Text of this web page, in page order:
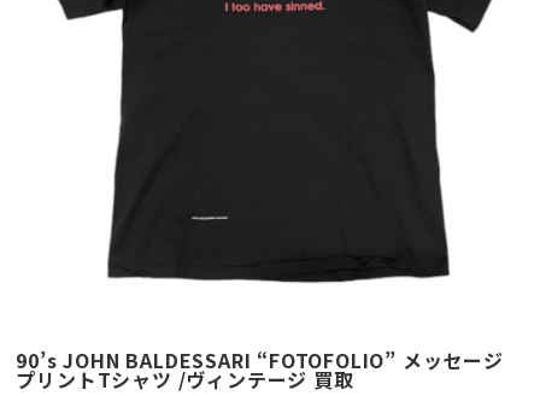
90’s JOHN BALDESSARI “FOTOFOLIO” メッセージ
プリントTシャツ /ヴィンテージ 買取